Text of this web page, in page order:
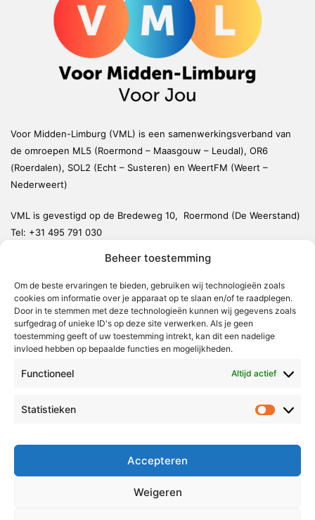
Beheer toestemming
Om de beste ervaringen te bieden, gebruiken wij technologieën zoals
cookies om informatie over je apparaat op te slaan en/of te raadplegen.
Door in te stemmen met deze technologieën kunnen wij gegevens zoals
surfgedrag of unieke ID's op deze site verwerken. Als je geen
toestemming geeft of uw toestemming intrekt, kan dit een nadelige
invloed hebben op bepaalde functies en mogelijkheden.
Functioneel Altijd actief
Statistieken
Accepteren
Weigeren
Voor Midden-Limburg (VML) is een samenwerkingsverband van
de omroepen ML5 (Roermond – Maasgouw – Leudal), OR6
(Roerdalen), SOL2 (Echt – Susteren) en WeertFM (Weert –
Nederweert)
VML is gevestigd op de Bredeweg 10, Roermond (De Weerstand)
Tel: +31 495 791 030
Weert
Nederweert
Leudal
Maasgouw
Echt-Susteren
Roermond
Radio & TV